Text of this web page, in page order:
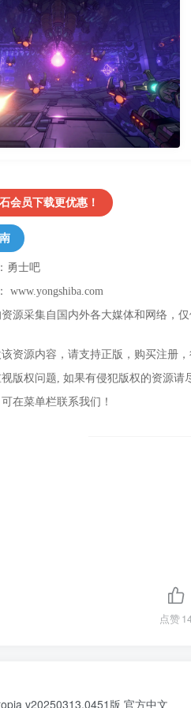
会员下载更优惠！
勇士吧
www.yongshiba.com
源采集自国内外各大媒体和网络，
资源内容，请支持正版，购买注册
版权问题, 如果有侵犯版权的资源
在菜单栏联系我们！
点赞
v20250313.0451版 官方中文